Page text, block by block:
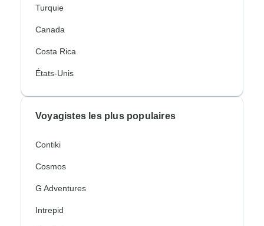
Turquie
Canada
Costa Rica
États-Unis
Voyagistes les plus populaires
Contiki
Cosmos
G Adventures
Intrepid